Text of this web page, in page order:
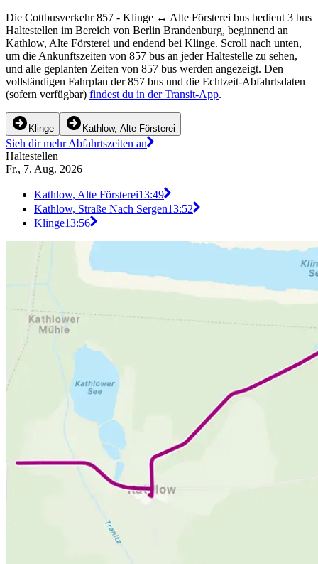
Die Cottbusverkehr 857 - Klinge ↔︎ Alte Försterei bus bedient 3 bus
Haltestellen im Bereich von Berlin Brandenburg, beginnend an
Kathlow, Alte Försterei und endend bei Klinge. Scroll nach unten,
um die Ankunftszeiten von 857 bus an jeder Haltestelle zu sehen,
und alle geplanten Zeiten von 857 bus werden angezeigt. Den
vollständigen Fahrplan der 857 bus und die Echtzeit-Abfahrtsdaten
(sofern verfügbar) findest du in der Transit-App.
Klinge Kathlow, Alte Försterei
Sieh dir mehr Abfahrtszeiten an
Haltestellen
Fr., 7. Aug. 2026
Kathlow, Alte Försterei13:49
Kathlow, Straße Nach Sergen13:52
Klinge13:56